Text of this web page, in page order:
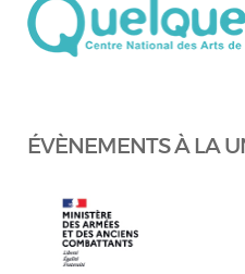
ÉVÈNEMENTS À LA